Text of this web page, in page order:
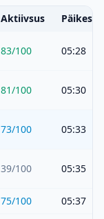
Aktiivsus
83/100 05:28
81/100 05:30
73/100 05:33
39/100 05:35
75/100
05:37